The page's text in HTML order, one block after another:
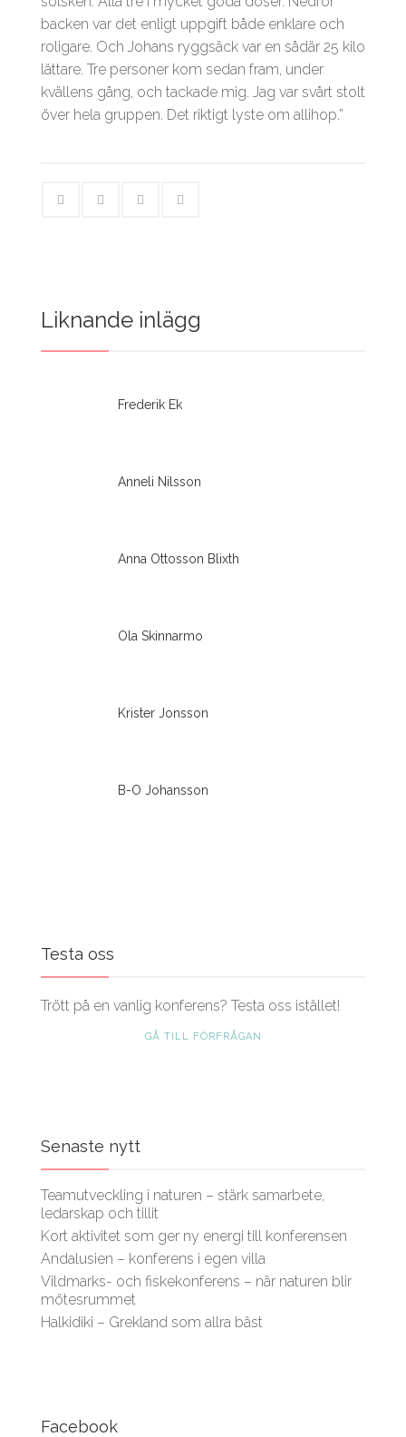
backen var det enligt uppgift både enklare och
roligare. Och Johans ryggsäck var en sådär 25 kilo
lättare. Tre personer kom sedan fram, under
kvällens gång, och tackade mig. Jag var svårt stolt
över hela gruppen. Det riktigt lyste om allihop.”
Liknande inlägg
Frederik Ek
Anneli Nilsson
Anna Ottosson Blixth
Ola Skinnarmo
Krister Jonsson
B-O Johansson
Testa oss
Trött på en vanlig konferens? Testa oss istället!
GÅ TILL FÖRFRÅGAN
Senaste nytt
Teamutveckling i naturen – stärk samarbete,
ledarskap och tillit
Kort aktivitet som ger ny energi till konferensen
Andalusien – konferens i egen villa
Vildmarks- och fiskekonferens – när naturen blir
mötesrummet
Halkidiki – Grekland som allra bäst
Facebook